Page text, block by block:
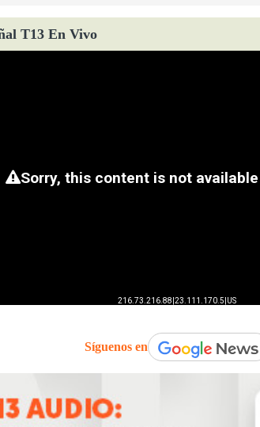
T13 En Vivo
Síguenos en